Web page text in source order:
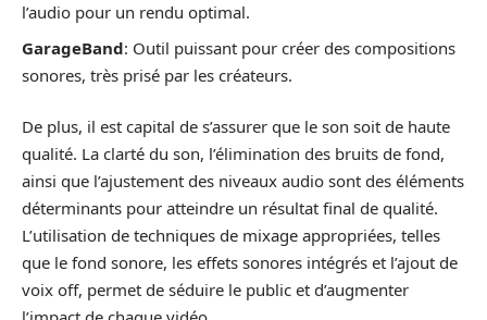
l’audio pour un rendu optimal.
GarageBand: Outil puissant pour créer des compositions
sonores, très prisé par les créateurs.
De plus, il est capital de s’assurer que le son soit de haute
qualité. La clarté du son, l’élimination des bruits de fond,
ainsi que l’ajustement des niveaux audio sont des éléments
déterminants pour atteindre un résultat final de qualité.
L’utilisation de techniques de mixage appropriées, telles
que le fond sonore, les effets sonores intégrés et l’ajout de
voix off, permet de séduire le public et d’augmenter